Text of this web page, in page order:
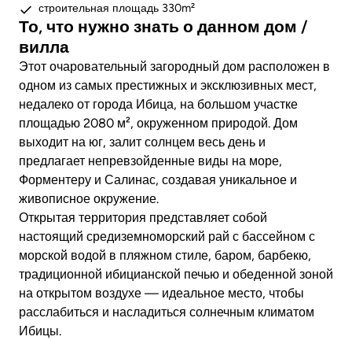
строительная площадь 330m²
То, что нужно знать о данном дом /
вилла
Этот очаровательный загородный дом расположен в
одном из самых престижных и эксклюзивных мест,
недалеко от города Ибица, на большом участке
площадью 2080 м², окруженном природой. Дом
выходит на юг, залит солнцем весь день и
предлагает непревзойденные виды на море,
Форментеру и Салинас, создавая уникальное и
живописное окружение.
Открытая территория представляет собой
настоящий средиземноморский рай с бассейном с
морской водой в пляжном стиле, баром, барбекю,
традиционной ибицианской печью и обеденной зоной
на открытом воздухе — идеальное место, чтобы
расслабиться и насладиться солнечным климатом
Ибицы.